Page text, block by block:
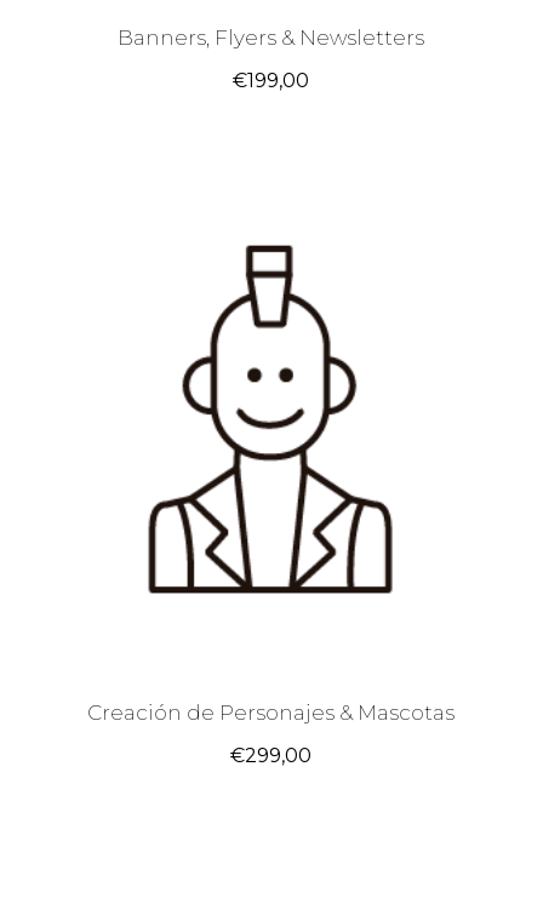
Banners, Flyers & Newsletters
€199,00
Creación de Personajes & Mascotas
€299,00